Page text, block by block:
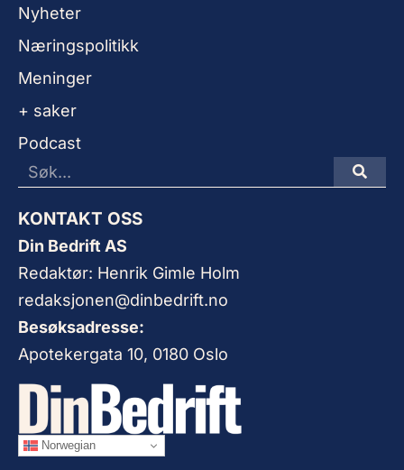
Nyheter
Næringspolitikk
Meninger
+ saker
Podcast
KONTAKT OSS
Din Bedrift AS
Redaktør: Henrik Gimle Holm
redaksjonen@dinbedrift.no
Besøksadresse:
Apotekergata 10, 0180 Oslo
Norwegian